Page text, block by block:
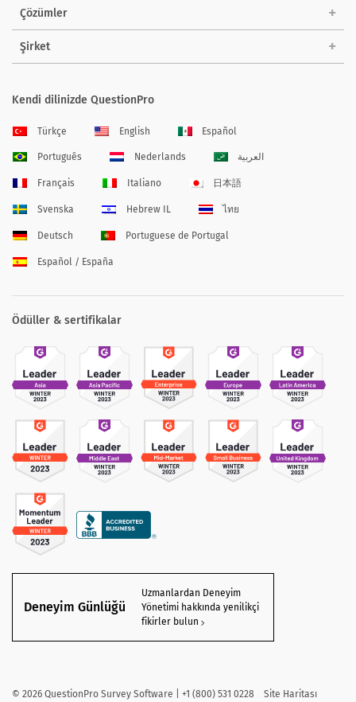
Çözümler
Şirket
Kendi dilinizde QuestionPro
Türkçe English Español
Português Nederlands العربية
Français Italiano 日本語
Svenska Hebrew IL ไทย
Deutsch Portuguese de Portugal
Español / España
Ödüller & sertifikalar
Deneyim Günlüğü
Uzmanlardan Deneyim
Yönetimi hakkında yenilikçi
fikirler bulun
© 2026 QuestionPro Survey Software | +1 (800) 531 0228 Site Haritası